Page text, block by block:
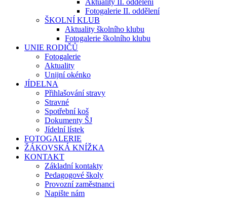
Aktuality II. oddělení
Fotogalerie II. oddělení
ŠKOLNÍ KLUB
Aktuality školního klubu
Fotogalerie školního klubu
UNIE RODIČŮ
Fotogalerie
Aktuality
Unijní okénko
JÍDELNA
Přihlašování stravy
Stravné
Spotřební koš
Dokumenty ŠJ
Jídelní lístek
FOTOGALERIE
ŽÁKOVSKÁ KNÍŽKA
KONTAKT
Základní kontakty
Pedagogové školy
Provozní zaměstnanci
Napište nám